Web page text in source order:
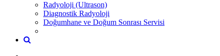
Radyoloji (Ultrason)
Diagnostik Radyoloji
Doğumhane ve Doğum Sonrası Servisi